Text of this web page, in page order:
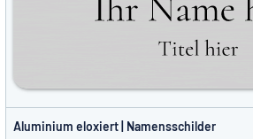
Aluminium eloxiert | Namensschilder